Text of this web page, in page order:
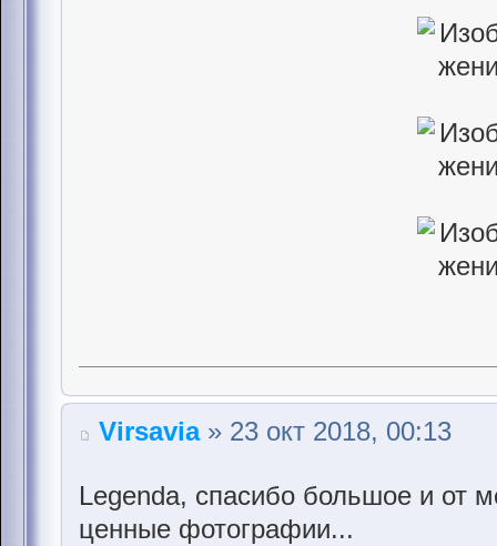
Virsavia» 23 окт 2018, 00:13
Legenda, спасибо большое и от
ценные фотографии...